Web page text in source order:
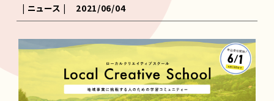
| ニュース | 2021/06/04